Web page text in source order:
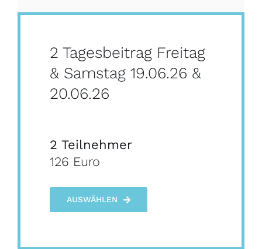
2 Tagesbeitrag Freitag
& Samstag 19.06.26 &
20.06.26
2 Teilnehmer
126 Euro
AUSWÄHLEN